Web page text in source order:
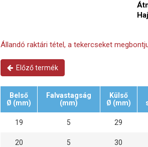
Állandó raktári tétel, a tekercseket
Előző termék
Belső
Ø (mm)
Falvastagság
(mm)
Külső
Ø (mm)
19 5 29
20 5 30